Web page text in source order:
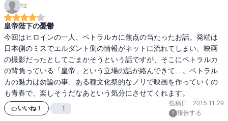
ありました。こう見えても皇帝陛下……大変なのです。あと自衛官
のみのりさんの意外な過去も……ちょっと悲しかったですね。いい
お姉さん（ちょっと腐ってるけど）で時には主人公の相談相手で、
姉のようであり頼れる護衛官の彼女も今までの人生を生きてきたの
です。
皆が幸せになって欲しい。それには主人公に世界統一でもしても
らって全員を抱え込むしか無いですね。
hz
皇帝陛下の憂鬱
今回はヒロインの一人、ペトラルカに焦点の当たったお話。発端は
日本側のミスでエルダント側の情報がネットに流れてしまい、映画
の撮影だったとしてごまかそうという話ですが、そこにペトラルカ
の背負っている「皇帝」という立場の話が絡んできて…。ペトラル
カの魅力は勿論の事、ある種文化祭的なノリで映画を作っていくの
も青春で、楽しそうだなあという気分にさせてくれます。
いいね！ 1
投稿日 : 2015.11.29
報告する